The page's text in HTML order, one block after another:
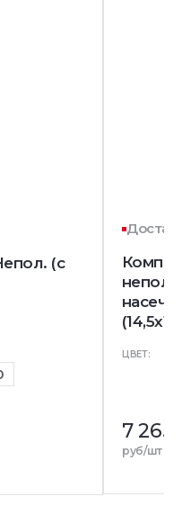
(с
непол.
ЦВЕТ:
7 265
руб/шт